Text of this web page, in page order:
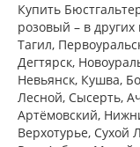
Купить
розовый – в
Тагил,
Дегтярск,
Невьянск, Кушва,
Лесной, Сысерть,
Артёмовский,
Верхотурье, Сухой